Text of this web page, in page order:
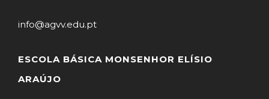
info@agvv.edu.pt
ESCOLA BÁSICA MONSENHOR ELÍSIO
ARAÚJO